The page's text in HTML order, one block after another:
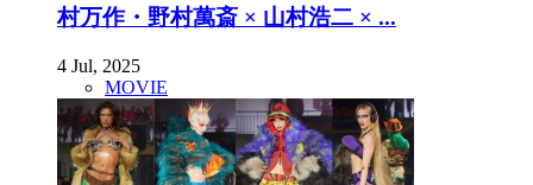
村万作・野村萬斎 × 山村浩二 × ...
4 Jul, 2025
MOVIE